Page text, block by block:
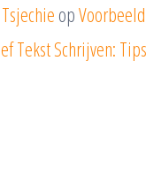
op
Tekst Schrijven: